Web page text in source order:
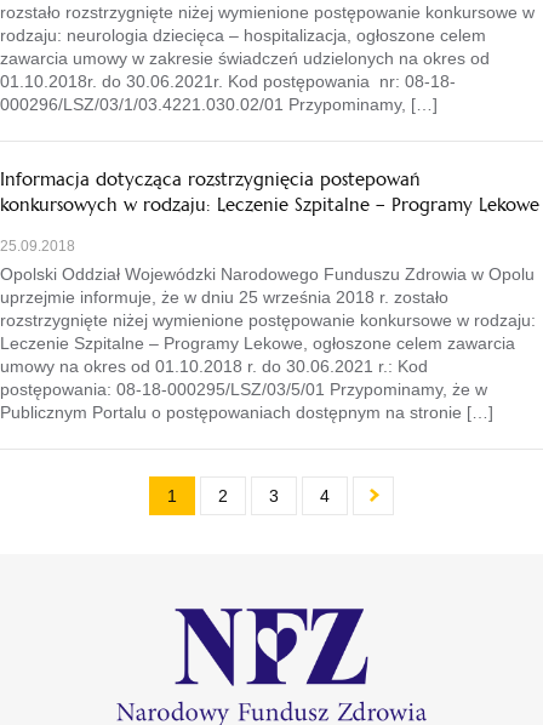
rozstało rozstrzygnięte niżej wymienione postępowanie konkursowe w
rodzaju: neurologia dziecięca – hospitalizacja, ogłoszone celem
zawarcia umowy w zakresie świadczeń udzielonych na okres od
01.10.2018r. do 30.06.2021r. Kod postępowania nr: 08-18-
000296/LSZ/03/1/03.4221.030.02/01 Przypominamy, […]
Informacja dotycząca rozstrzygnięcia postepowań
konkursowych w rodzaju: Leczenie Szpitalne – Programy Lekowe
25.09.2018
Opolski Oddział Wojewódzki Narodowego Funduszu Zdrowia w Opolu
uprzejmie informuje, że w dniu 25 września 2018 r. zostało
rozstrzygnięte niżej wymienione postępowanie konkursowe w rodzaju:
Leczenie Szpitalne – Programy Lekowe, ogłoszone celem zawarcia
umowy na okres od 01.10.2018 r. do 30.06.2021 r.: Kod
postępowania: 08-18-000295/LSZ/03/5/01 Przypominamy, że w
Publicznym Portalu o postępowaniach dostępnym na stronie […]
1 2 3 4